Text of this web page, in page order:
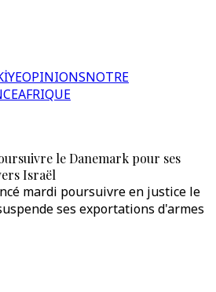
OPINIONSNOTRE
AFRIQUE
le Danemark pour ses
Israël
mardi poursuivre en justice le
ses exportations d'armes